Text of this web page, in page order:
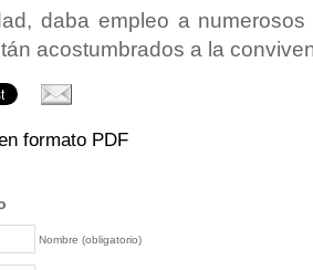
daba empleo a
acostumbrados a la
formato PDF
Nombre (obligatorio)